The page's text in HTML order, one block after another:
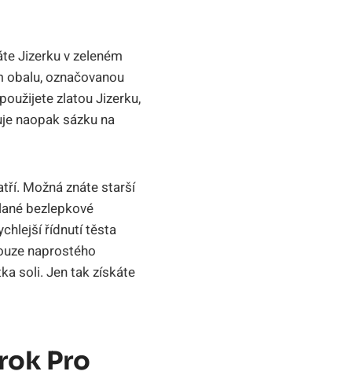
Jizerku v zeleném
obalu, označovanou
zlatou Jizerku,
naopak sázku na
Možná znáte starší
bezlepkové
řídnutí těsta
naprostého
soli. Jen tak získáte
Pro